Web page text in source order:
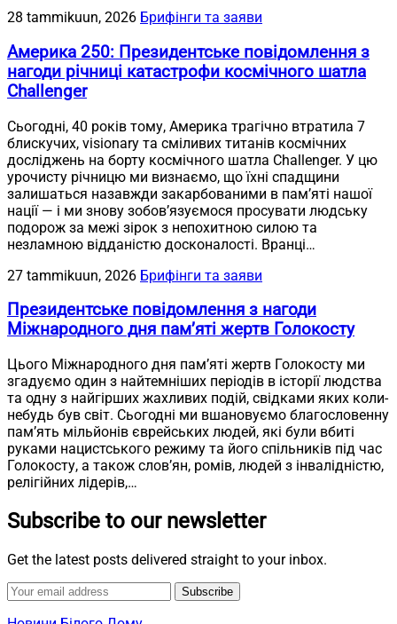
28 tammikuun, 2026 Брифінги та заяви
Америка 250: Президентське повідомлення з
нагоди річниці катастрофи космічного шатла
Challenger
Сьогодні, 40 років тому, Америка трагічно втратила 7
блискучих, visionary та сміливих титанів космічних
досліджень на борту космічного шатла Challenger. У цю
урочисту річницю ми визнаємо, що їхні спадщини
залишаться назавжди закарбованими в пам’яті нашої
нації — і ми знову зобов’язуємося просувати людську
подорож за межі зірок з непохитною силою та
незламною відданістю досконалості. Вранці…
27 tammikuun, 2026 Брифінги та заяви
Президентське повідомлення з нагоди
Міжнародного дня пам’яті жертв Голокосту
Цього Міжнародного дня пам’яті жертв Голокосту ми
згадуємо один з найтемніших періодів в історії людства
та одну з найгірших жахливих подій, свідками яких коли-
небудь був світ. Сьогодні ми вшановуємо благословенну
пам’ять мільйонів єврейських людей, які були вбиті
руками нацистського режиму та його спільників під час
Голокосту, а також слов’ян, ромів, людей з інвалідністю,
релігійних лідерів,…
Subscribe to our newsletter
Get the latest posts delivered straight to your inbox.
Subscribe